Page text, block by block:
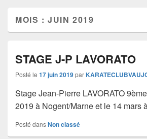
MOIS :JUIN 2019
STAGE J-P LAVORATO
Posté le 17 juin 2019par
Stage Jean-Pierre LAVORATO
2019 à Nogent/Marne et le 14 mars
Posté dansNon classé